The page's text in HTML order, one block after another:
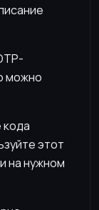
можно
кода
этот
на нужном